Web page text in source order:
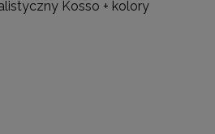
Kosso + kolory